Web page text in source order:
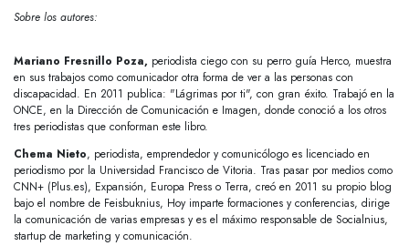
Sobre los autores:
Mariano Fresnillo Poza, periodista ciego con su perro guía Herco, muestra
en sus trabajos como comunicador otra forma de ver a las personas con
discapacidad. En 2011 publica: "Lágrimas por ti", con gran éxito. Trabajó en la
ONCE, en la Dirección de Comunicación e Imagen, donde conoció a los otros
tres periodistas que conforman este libro.
Chema Nieto, periodista, emprendedor y comunicólogo es licenciado en
periodismo por la Universidad Francisco de Vitoria. Tras pasar por medios como
CNN+ (Plus.es), Expansión, Europa Press o Terra, creó en 2011 su propio blog
bajo el nombre de Feisbuknius, Hoy imparte formaciones y conferencias, dirige
la comunicación de varias empresas y es el máximo responsable de Socialnius,
startup de marketing y comunicación.